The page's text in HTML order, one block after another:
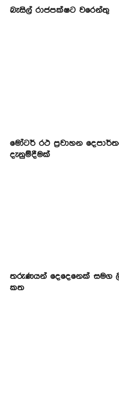
බැසිල් රාජපක්ෂට වරෙන්තු
මෝටර් රථ ප්‍රවාහන
දැනුම්දීමක්
තරුණයන් දෙදෙනෙක් සමග
කත